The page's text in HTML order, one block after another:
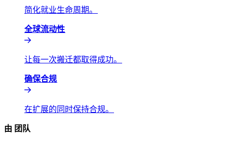
简化就业生命周期。​​
全球流动性​​
让每一次搬迁都取得成功。​​
确保合规​​
在扩展的同时保持合规。​​
由 团队​​